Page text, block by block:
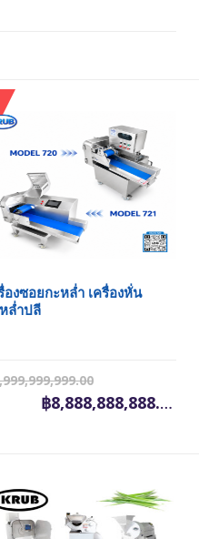
องซอยกะหล่ำ เครื่องหั่น
ล่ำปลี
฿8,888,888,888.00